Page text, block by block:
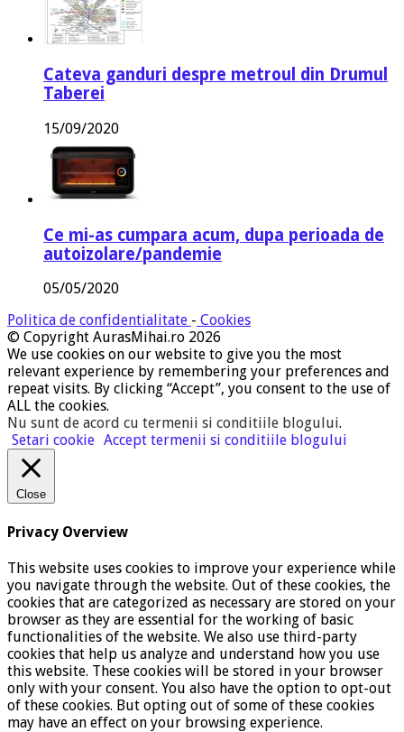
Cateva ganduri despre metroul din Drumul
Taberei
15/09/2020
Ce mi-as cumpara acum, dupa perioada de
autoizolare/pandemie
05/05/2020
Politica de confidentialitate - Cookies
© Copyright AurasMihai.ro 2026
We use cookies on our website to give you the most
relevant experience by remembering your preferences and
repeat visits. By clicking “Accept”, you consent to the use of
ALL the cookies.
Nu sunt de acord cu termenii si conditiile blogului.
Setari cookie Accept termenii si conditiile blogului
Close
Privacy Overview
This website uses cookies to improve your experience while
you navigate through the website. Out of these cookies, the
cookies that are categorized as necessary are stored on your
browser as they are essential for the working of basic
functionalities of the website. We also use third-party
cookies that help us analyze and understand how you use
this website. These cookies will be stored in your browser
only with your consent. You also have the option to opt-out
of these cookies. But opting out of some of these cookies
may have an effect on your browsing experience.